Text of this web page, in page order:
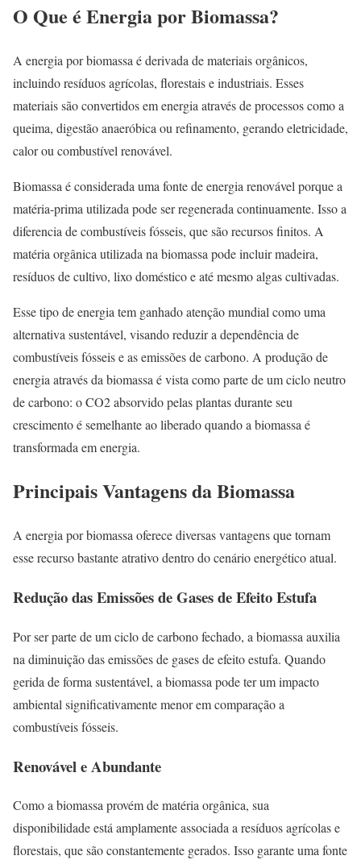
O Que é Energia por Biomassa?
A energia por biomassa é derivada de materiais orgânicos,
incluindo resíduos agrícolas, florestais e industriais. Esses
materiais são convertidos em energia através de processos como a
queima, digestão anaeróbica ou refinamento, gerando eletricidade,
calor ou combustível renovável.
Biomassa é considerada uma fonte de energia renovável porque a
matéria-prima utilizada pode ser regenerada continuamente. Isso a
diferencia de combustíveis fósseis, que são recursos finitos. A
matéria orgânica utilizada na biomassa pode incluir madeira,
resíduos de cultivo, lixo doméstico e até mesmo algas cultivadas.
Esse tipo de energia tem ganhado atenção mundial como uma
alternativa sustentável, visando reduzir a dependência de
combustíveis fósseis e as emissões de carbono. A produção de
energia através da biomassa é vista como parte de um ciclo neutro
de carbono: o CO2 absorvido pelas plantas durante seu
crescimento é semelhante ao liberado quando a biomassa é
transformada em energia.
Principais Vantagens da Biomassa
A energia por biomassa oferece diversas vantagens que tornam
esse recurso bastante atrativo dentro do cenário energético atual.
Redução das Emissões de Gases de Efeito Estufa
Por ser parte de um ciclo de carbono fechado, a biomassa auxilia
na diminuição das emissões de gases de efeito estufa. Quando
gerida de forma sustentável, a biomassa pode ter um impacto
ambiental significativamente menor em comparação a
combustíveis fósseis.
Renovável e Abundante
Como a biomassa provém de matéria orgânica, sua
disponibilidade está amplamente associada a resíduos agrícolas e
florestais, que são constantemente gerados. Isso garante uma fonte